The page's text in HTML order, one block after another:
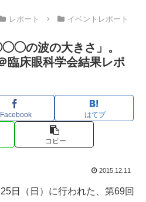
レポート イベントレポート
の波の大きさ」。
臨床眼科学会結果レポ
Facebook はてブ
コピー
2015.12.11
日（日）に行われた、第69回